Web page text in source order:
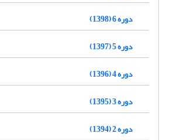
دوره 6 (1398)
دوره 5 (1397)
دوره 4 (1396)
دوره 3 (1395)
دوره 2 (1394)